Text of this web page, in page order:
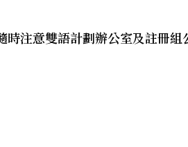
注意雙語計劃辦公室及註冊組